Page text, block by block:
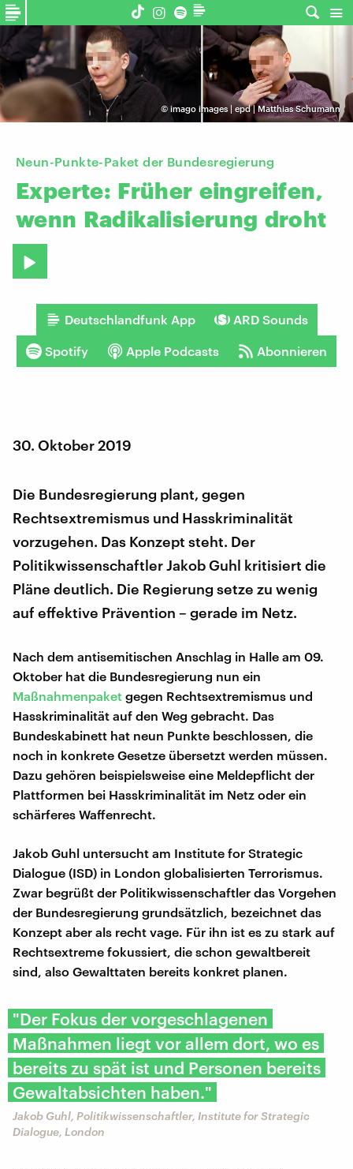
© imago images | epd | Matthias Schumann
Neun-Punkte-Paket der Bundesregierung
Experte: Früher eingreifen,
wenn Radikalisierung droht
Deutschlandfunk App ARD Sounds
Spotify Apple Podcasts Abonnieren
30. Oktober 2019
Die Bundesregierung plant, gegen
Rechtsextremismus und Hasskriminalität
vorzugehen. Das Konzept steht. Der
Politikwissenschaftler Jakob Guhl kritisiert die
Pläne deutlich. Die Regierung setze zu wenig
auf effektive Prävention – gerade im Netz.
Nach dem antisemitischen Anschlag in Halle am 09.
Oktober hat die Bundesregierung nun ein
Maßnahmenpaket gegen Rechtsextremismus und
Hasskriminalität auf den Weg gebracht. Das
Bundeskabinett hat neun Punkte beschlossen, die
noch in konkrete Gesetze übersetzt werden müssen.
Dazu gehören beispielsweise eine Meldepflicht der
Plattformen bei Hasskriminalität im Netz oder ein
schärferes Waffenrecht.
Jakob Guhl untersucht am Institute for Strategic
Dialogue (ISD) in London globalisierten Terrorismus.
Zwar begrüßt der Politikwissenschaftler das Vorgehen
der Bundesregierung grundsätzlich, bezeichnet das
Konzept aber als recht vage. Für ihn ist es zu stark auf
Rechtsextreme fokussiert, die schon gewaltbereit
sind, also Gewalttaten bereits konkret planen.
"Der Fokus der vorgeschlagenen
Maßnahmen liegt vor allem dort, wo es
bereits zu spät ist und Personen bereits
Gewaltabsichten haben."
Jakob Guhl, Politikwissenschaftler, Institute for Strategic
Dialogue, London